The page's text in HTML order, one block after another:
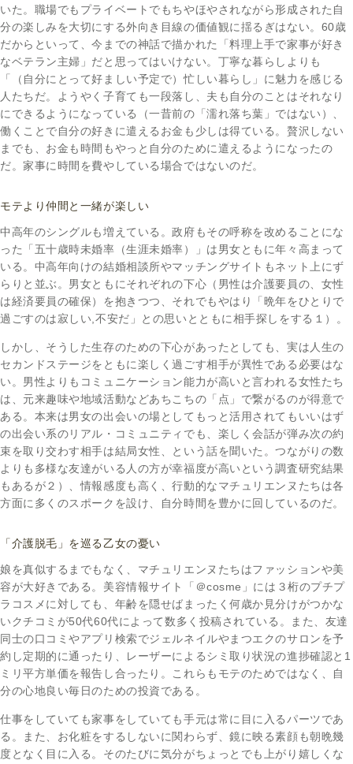
いた。職場でもプライベートでもちやほやされながら形成された自
分の楽しみを大切にする外向き目線の価値観に揺るぎはない。60歳
だからといって、今までの神話で描かれた「料理上手で家事が好き
なベテラン主婦」だと思ってはいけない。丁寧な暮らしよりも
「（自分にとって好ましい予定で）忙しい暮らし」に魅力を感じる
人たちだ。ようやく子育ても一段落し、夫も自分のことはそれなり
にできるようになっている（一昔前の「濡れ落ち葉」ではない）、
働くことで自分の好きに遣えるお金も少しは得ている。贅沢しない
までも、お金も時間もやっと自分のために遣えるようになったの
だ。家事に時間を費やしている場合ではないのだ。
モテより仲間と一緒が楽しい
中高年のシングルも増えている。政府もその呼称を改めることにな
った「五十歳時未婚率（生涯未婚率）」は男女ともに年々高まって
いる。中高年向けの結婚相談所やマッチングサイトもネット上にず
らりと並ぶ。男女ともにそれぞれの下心（男性は介護要員の、女性
は経済要員の確保）を抱きつつ、それでもやはり「晩年をひとりで
過ごすのは寂しい,不安だ」との思いとともに相手探しをする１）。
しかし、そうした生存のための下心があったとしても、実は人生の
セカンドステージをともに楽しく過ごす相手が異性である必要はな
い。男性よりもコミュニケーション能力が高いと言われる女性たち
は、元来趣味や地域活動などあちこちの「点」で繋がるのが得意で
ある。本来は男女の出会いの場としてもっと活用されてもいいはず
の出会い系のリアル・コミュニティでも、楽しく会話が弾み次の約
束を取り交わす相手は結局女性、という話を聞いた。つながりの数
よりも多様な友達がいる人の方が幸福度が高いという調査研究結果
もあるが２）、情報感度も高く、行動的なマチュリエンヌたちは各
方面に多くのスポークを設け、自分時間を豊かに回しているのだ。
「介護脱毛」を巡る乙女の憂い
娘を真似するまでもなく、マチュリエンヌたちはファッションや美
容が大好きである。美容情報サイト「＠cosme」には３桁のプチプ
ラコスメに対しても、年齢を隠せばまったく何歳か見分けがつかな
いクチコミが50代60代によって数多く投稿されている。また、友達
同士の口コミやアプリ検索でジェルネイルやまつエクのサロンを予
約し定期的に通ったり、レーザーによるシミ取り状況の進捗確認と1
ミリ平方単価を報告し合ったり。これらもモテのためではなく、自
分の心地良い毎日のための投資である。
仕事をしていても家事をしていても手元は常に目に入るパーツであ
る。また、お化粧をするしないに関わらず、鏡に映る素顔も朝晩幾
度となく目に入る。そのたびに気分がちょっとでも上がり嬉しくな